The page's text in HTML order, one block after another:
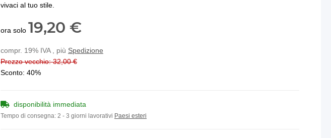
vivaci al tuo stile.
ora solo 19,20 €
compr. 19% IVA , più Spedizione
Prezzo vecchio: 32,00 €
Sconto: 40%
disponibilità immediata
Tempo di consegna: 2 - 3 giorni lavorativi Paesi esteri